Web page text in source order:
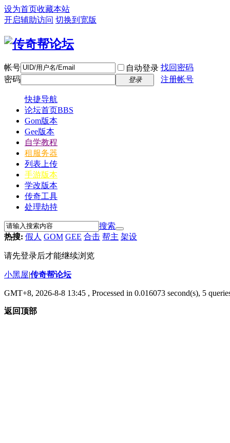
设为首页收藏本站
开启辅助访问 切换到宽版
帐号 自动登录 找回密码
密码
登录 注册帐号
快捷导航
论坛首页BBS
Gom版本
Gee版本
自学教程
租服务器
列表上传
手游版本
学改版本
传奇工具
处理劫持
搜索
热搜: 假人 GOM GEE 合击 帮主 架设
请先登录后才能继续浏览
小黑屋|传奇帮论坛
GMT+8, 2026-8-8 13:45 , Processed in 0.016073 second(s), 5
返回顶部